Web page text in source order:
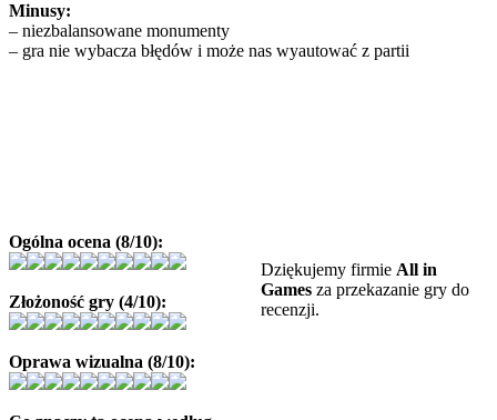
Minusy:
– niezbalansowane monumenty
– gra nie wybacza błędów i może nas wyautować z partii
Dziękujemy firmie All in
Games za przekazanie gry do
recenzji.
Ogólna ocena (8/10):
Złożoność gry (4/10):
Oprawa wizualna (8/10):